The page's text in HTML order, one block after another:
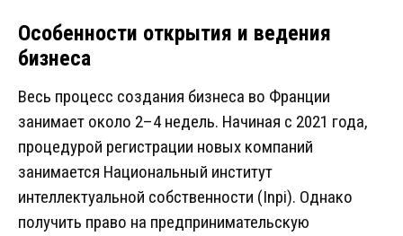
Особенности открытия и ведения
бизнеса
Весь процесс создания бизнеса во Франции
занимает около 2–4 недель. Начиная с 2021 года,
процедурой регистрации новых компаний
занимается Национальный институт
интеллектуальной собственности (Inpi). Однако
получить право на предпринимательскую